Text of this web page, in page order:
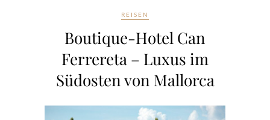
REISEN
Boutique-Hotel Can
Ferrereta – Luxus im
Südosten von Mallorca